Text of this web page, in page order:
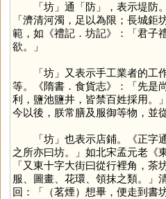
「坊」通「防」，表示堤防
「濟清河濁，足以為限；長城鉅
範，如《禮記．坊記》：「君子
欲。」
「坊」又表示手工業者的工
等。《隋書．食貨志》：「先是
利，鹽池鹽井，皆禁百姓採用。
今以後，朕常膳及服御等物，並
「坊」也表示店鋪。《正字
之所亦曰坊。」如北宋孟元老《
「又東十字大街曰從行裡角，茶
服、圖畫、花環、領抹之類。」
回：「（茗煙）想畢，便走到書